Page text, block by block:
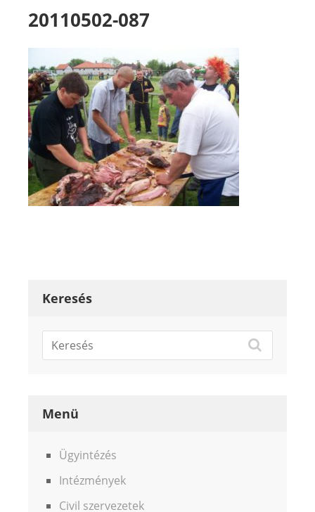
20110502-087
Keresés
Menü
Ügyintézés
Intézmények
Civil szervezetek